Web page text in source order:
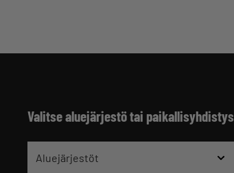
Valitse aluejärjestö tai paikallisyhdistys
Aluejärjestöt